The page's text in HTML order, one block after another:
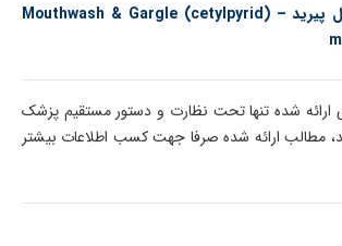
دهان شویه ی ستیل پیرید – Mouthwash & Gargle (cetylpyrid)
ارائه شده تنها تحت نظارت و دستور مستقیم پزشک
مطالب ارائه شده صرفا جهت کسب اطلاعات بیشتر